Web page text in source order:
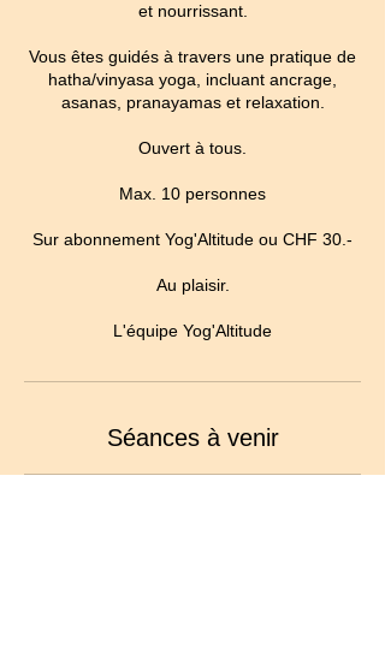
et nourrissant.
Vous êtes guidés à travers une pratique de
hatha/vinyasa yoga, incluant ancrage,
asanas, pranayamas et relaxation.
Ouvert à tous.
Max. 10 personnes
Sur abonnement Yog'Altitude ou CHF 30.-
Au plaisir.
L'équipe Yog'Altitude
Séances à venir